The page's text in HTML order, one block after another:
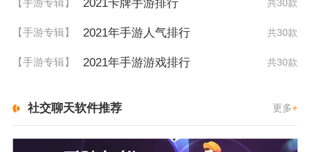
【手游专辑】 2021卡牌手游排行 共30款
【手游专辑】 2021年手游人气排行 共30款
【手游专辑】 2021年手游游戏排行 共30款
社交聊天软件推荐 更多+